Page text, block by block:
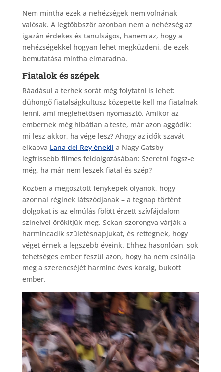
Nem mintha ezek a nehézségek nem volnának
valósak. A legtöbbször azonban nem a nehézség az
igazán érdekes és tanulságos, hanem az, hogy a
nehézségekkel hogyan lehet megküzdeni, de ezek
bemutatása mintha elmaradna.
Fiatalok és szépek
Ráadásul a terhek sorát még folytatni is lehet:
dühöngő fiatalságkultusz közepette kell ma fiatalnak
lenni, ami meglehetősen nyomasztó. Amikor az
embernek még hibátlan a teste, már azon aggódik:
mi lesz akkor, ha vége lesz? Ahogy az idők szavát
elkapva Lana del Rey énekli a Nagy Gatsby
legfrissebb filmes feldolgozásában: Szeretni fogsz-e
még, ha már nem leszek fiatal és szép?
Közben a megosztott fényképek olyanok, hogy
azonnal réginek látszódjanak – a tegnap történt
dolgokat is az elmúlás fölött érzett szívfájdalom
színeivel örökítjük meg. Sokan szorongva várják a
harmincadik születésnapjukat, és rettegnek, hogy
véget érnek a legszebb éveink. Ehhez hasonlóan, sok
tehetséges ember feszül azon, hogy ha nem csinálja
meg a szerencséjét harminc éves koráig, bukott
ember.